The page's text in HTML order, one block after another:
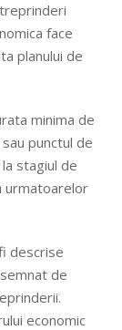
face
planului de
minima de
punctul de
stagiul de
urmatoarelor
descrise
de
economic